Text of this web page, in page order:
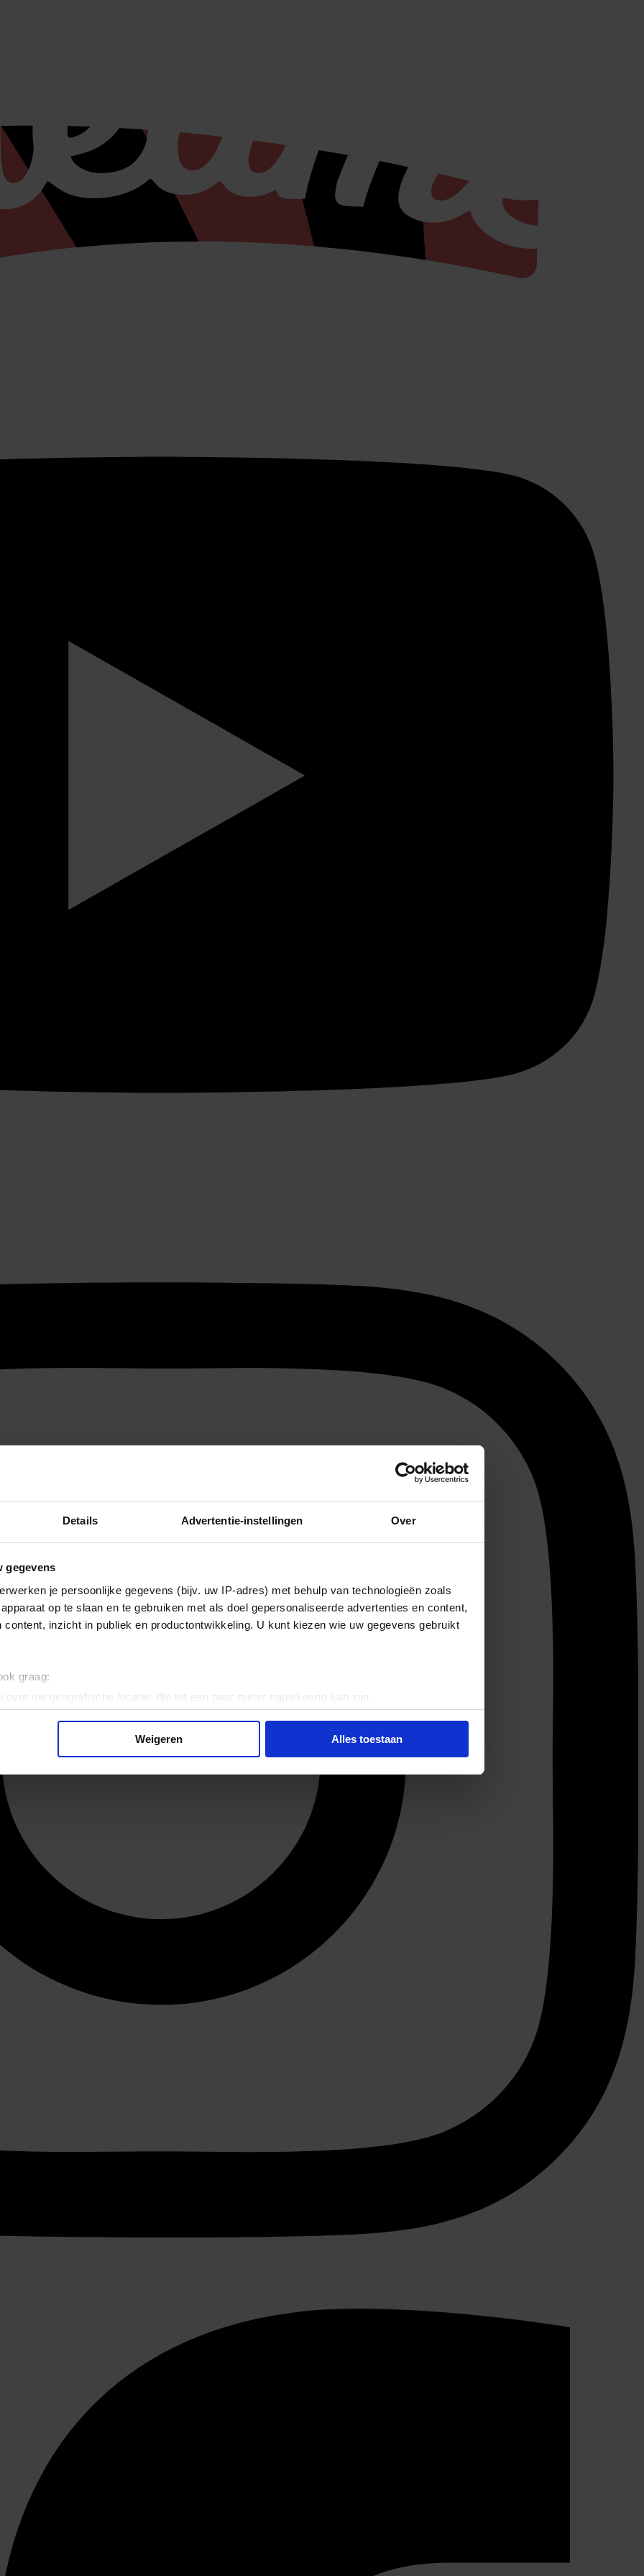
Details Advertentie-instellingen Over
gegevens
je persoonlijke gegevens (bijv. uw IP-adres) met behulp van technologieën zoals
op te slaan en te gebruiken met als doel gepersonaliseerde advertenties en content,
content, inzicht in publiek en productontwikkeling. U kunt kiezen wie uw gegevens gebruikt
graag:
over uw geografische locatie, die tot een paar meter nauwkeurig kan zijn
door het actief te scannen op specifieke eigenschappen (fingerprinting)
gegevens worden verwerkt en stel uw voorkeuren in het
detailgedeelte
en advertenties te personaliseren, om functies voor social media te bieden en om ons
Ook delen we informatie over uw gebruik van onze site met onze partners voor social
Deze partners kunnen deze gegevens combineren met andere informatie die u aan ze heeft
op basis van uw gebruik van hun services.
Weigeren Alles toestaan